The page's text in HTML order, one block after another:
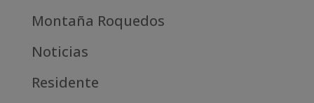
Montaña Roquedos
Noticias
Residente